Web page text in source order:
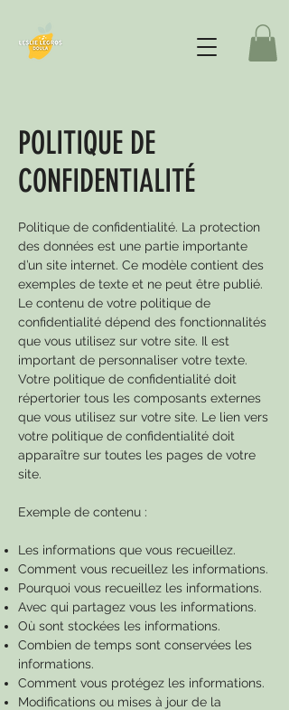
POLITIQUE DE
CONFIDENTIALITÉ
Politique de confidentialité. La protection
des données est une partie importante
d’un site internet. Ce modèle contient des
exemples de texte et ne peut être publié.
Le contenu de votre politique de
confidentialité dépend des fonctionnalités
que vous utilisez sur votre site. Il est
important de personnaliser votre texte.
Votre politique de confidentialité doit
répertorier tous les composants externes
que vous utilisez sur votre site. Le lien vers
votre politique de confidentialité doit
apparaître sur toutes les pages de votre
site.
Exemple de contenu :
Les informations que vous recueillez.
Comment vous recueillez les informations.
Pourquoi vous recueillez les informations.
Avec qui partagez vous les informations.
Où sont stockées les informations.
Combien de temps sont conservées les
informations.
Comment vous protégez les informations.
Modifications ou mises à jour de la